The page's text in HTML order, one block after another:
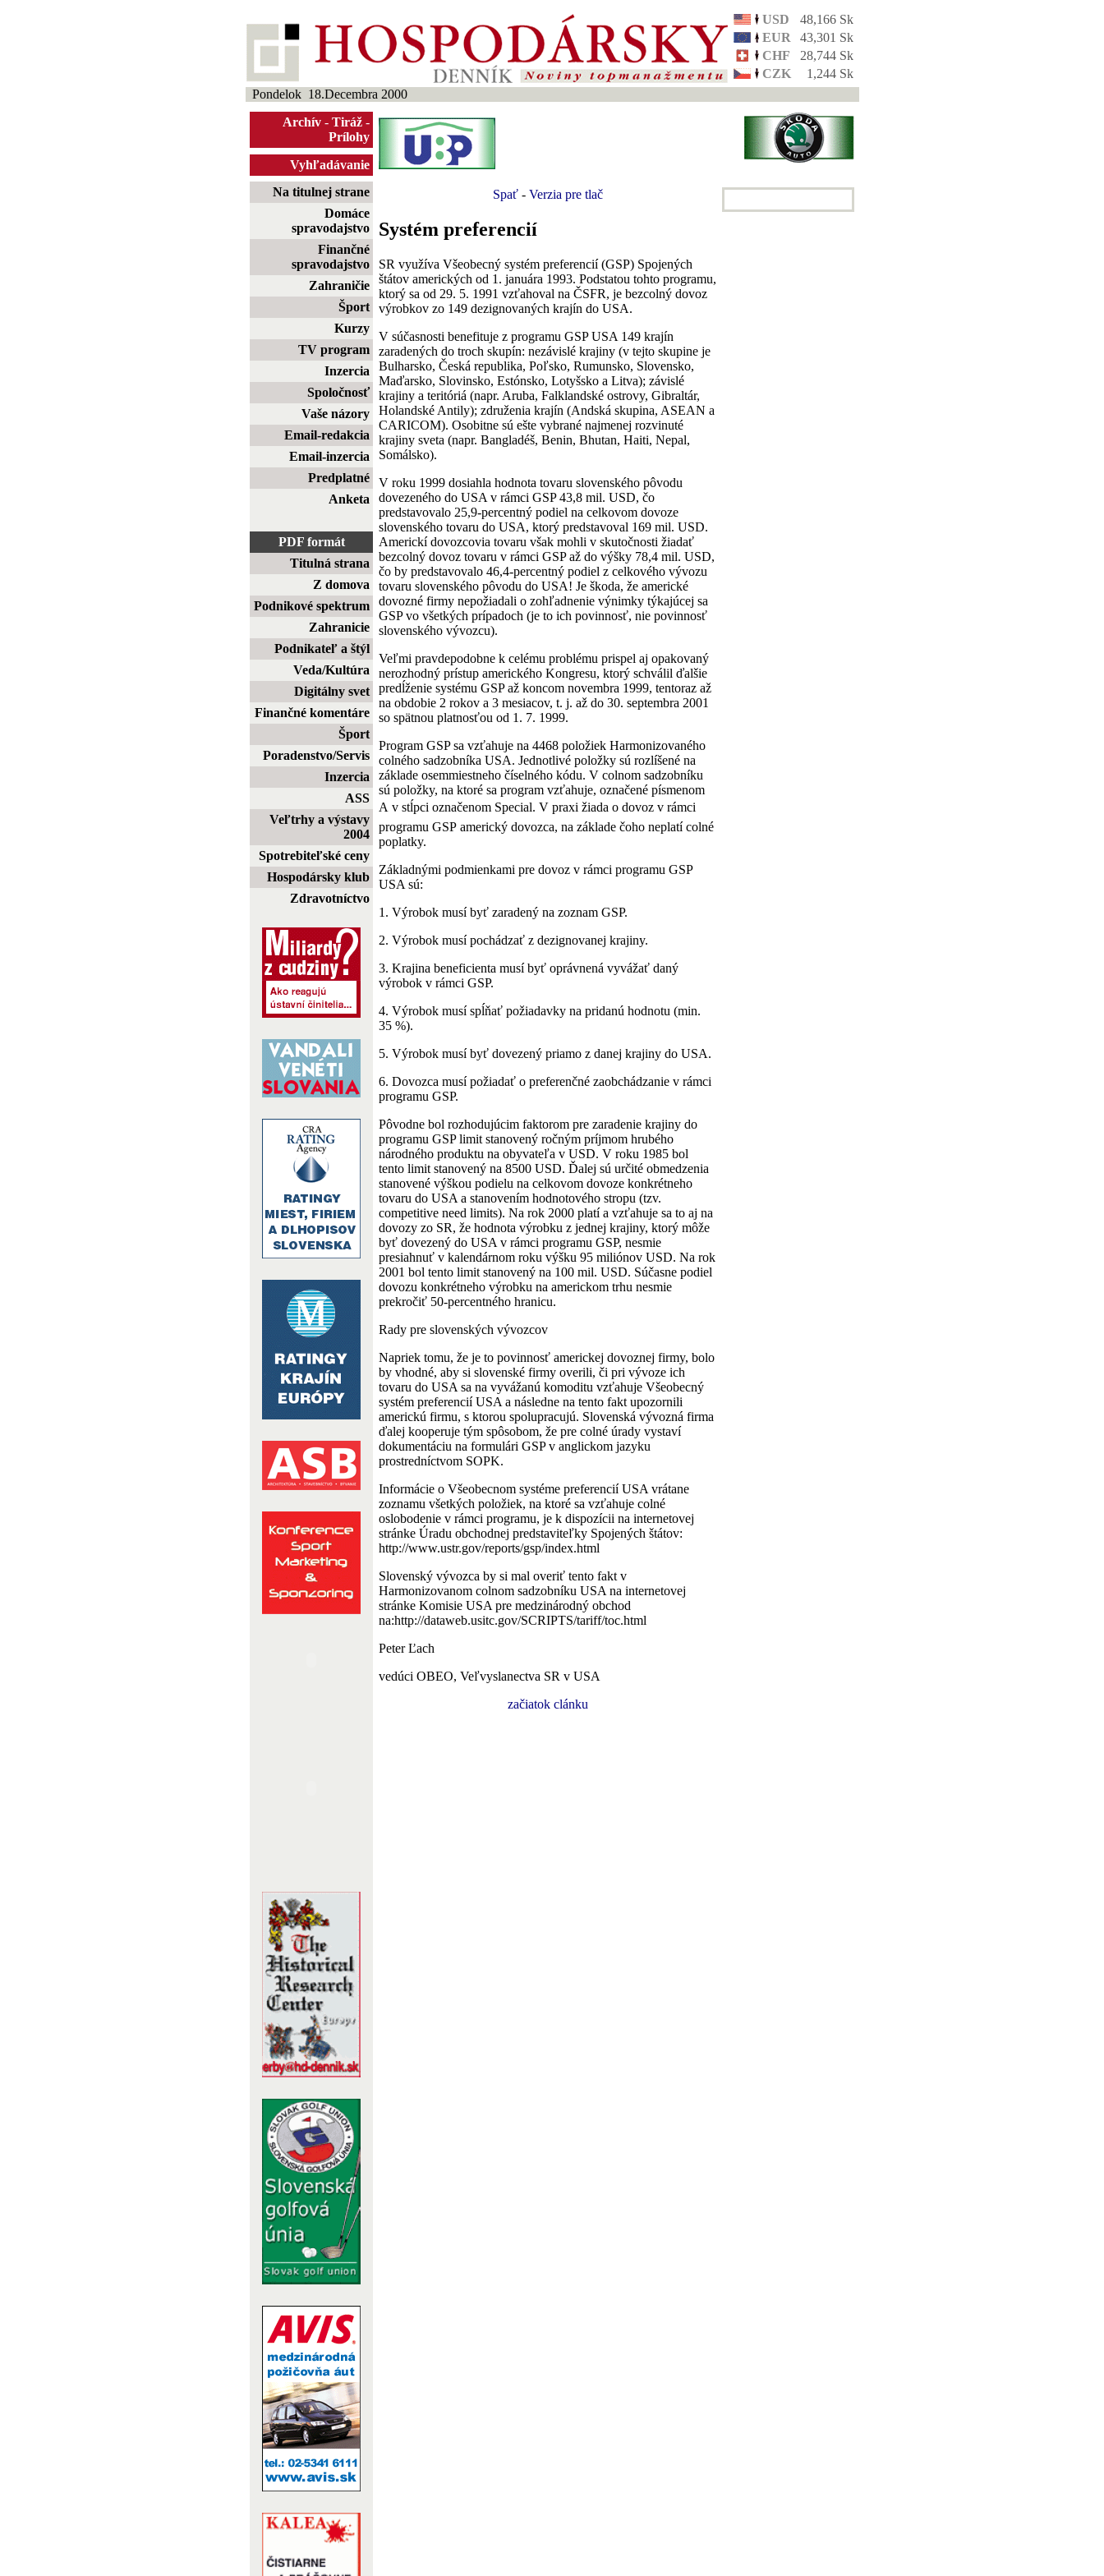
USD
48,166 Sk
EUR
43,301 Sk
CHF
28,744 Sk
CZK
1,244 Sk
Pondelok 18.Decembra 2000
Archív - Tiráž -
Prílohy
Vyhľadávanie
Na titulnej strane
Domáce
spravodajstvo
Finančné
spravodajstvo
Zahraničie
Šport
Kurzy
TV program
Inzercia
Spoločnosť
Vaše názory
Email-redakcia
Email-inzercia
Predplatné
Anketa
PDF formát
Titulná strana
Z domova
Podnikové spektrum
Zahranicie
Podnikateľ a štýl
Veda/Kultúra
Digitálny svet
Finančné komentáre
Šport
Poradenstvo/Servis
Inzercia
ASS
Veľtrhy a výstavy
2004
Spotrebiteľské ceny
Hospodársky klub
Zdravotníctvo
Spať- Verzia pre tlač
Systém preferencií
SR využíva Všeobecný systém preferencií (GSP) Spojených
štátov amerických od 1. januára 1993. Podstatou tohto programu,
ktorý sa od 29. 5. 1991 vzťahoval na ČSFR, je bezcolný dovoz
výrobkov zo 149 dezignovaných krajín do USA.
V súčasnosti benefituje z programu GSP USA 149 krajín
zaradených do troch skupín: nezávislé krajiny (v tejto skupine je
Bulharsko, Česká republika, Poľsko, Rumunsko, Slovensko,
Maďarsko, Slovinsko, Estónsko, Lotyšsko a Litva); závislé
krajiny a teritóriá (napr. Aruba, Falklandské ostrovy, Gibraltár,
Holandské Antily); združenia krajín (Andská skupina, ASEAN a
CARICOM). Osobitne sú ešte vybrané najmenej rozvinuté
krajiny sveta (napr. Bangladéš, Benin, Bhutan, Haiti, Nepal,
Somálsko).
V roku 1999 dosiahla hodnota tovaru slovenského pôvodu
dovezeného do USA v rámci GSP 43,8 mil. USD, čo
predstavovalo 25,9-percentný podiel na celkovom dovoze
slovenského tovaru do USA, ktorý predstavoval 169 mil. USD.
Americkí dovozcovia tovaru však mohli v skutočnosti žiadať
bezcolný dovoz tovaru v rámci GSP až do výšky 78,4 mil. USD,
čo by predstavovalo 46,4-percentný podiel z celkového vývozu
tovaru slovenského pôvodu do USA! Je škoda, že americké
dovozné firmy nepožiadali o zohľadnenie výnimky týkajúcej sa
GSP vo všetkých prípadoch (je to ich povinnosť, nie povinnosť
slovenského vývozcu).
Veľmi pravdepodobne k celému problému prispel aj opakovaný
nerozhodný prístup amerického Kongresu, ktorý schválil ďalšie
predĺženie systému GSP až koncom novembra 1999, tentoraz až
na obdobie 2 rokov a 3 mesiacov, t. j. až do 30. septembra 2001
so spätnou platnosťou od 1. 7. 1999.
Program GSP sa vzťahuje na 4468 položiek Harmonizovaného
colného sadzobníka USA. Jednotlivé položky sú rozlíšené na
základe osemmiestneho číselného kódu. V colnom sadzobníku
sú položky, na ktoré sa program vzťahuje, označené písmenom
A v stĺpci označenom Special. V praxi žiada o dovoz v rámci
programu GSP americký dovozca, na základe čoho neplatí colné
poplatky.
Základnými podmienkami pre dovoz v rámci programu GSP
USA sú:
1. Výrobok musí byť zaradený na zoznam GSP.
2. Výrobok musí pochádzať z dezignovanej krajiny.
3. Krajina beneficienta musí byť oprávnená vyvážať daný
výrobok v rámci GSP.
4. Výrobok musí spĺňať požiadavky na pridanú hodnotu (min.
35 %).
5. Výrobok musí byť dovezený priamo z danej krajiny do USA.
6. Dovozca musí požiadať o preferenčné zaobchádzanie v rámci
programu GSP.
Pôvodne bol rozhodujúcim faktorom pre zaradenie krajiny do
programu GSP limit stanovený ročným príjmom hrubého
národného produktu na obyvateľa v USD. V roku 1985 bol
tento limit stanovený na 8500 USD. Ďalej sú určité obmedzenia
stanovené výškou podielu na celkovom dovoze konkrétneho
tovaru do USA a stanovením hodnotového stropu (tzv.
competitive need limits). Na rok 2000 platí a vzťahuje sa to aj na
dovozy zo SR, že hodnota výrobku z jednej krajiny, ktorý môže
byť dovezený do USA v rámci programu GSP, nesmie
presiahnuť v kalendárnom roku výšku 95 miliónov USD. Na rok
2001 bol tento limit stanovený na 100 mil. USD. Súčasne podiel
dovozu konkrétneho výrobku na americkom trhu nesmie
prekročiť 50-percentného hranicu.
Rady pre slovenských vývozcov
Napriek tomu, že je to povinnosť americkej dovoznej firmy, bolo
by vhodné, aby si slovenské firmy overili, či pri vývoze ich
tovaru do USA sa na vyvážanú komoditu vzťahuje Všeobecný
systém preferencií USA a následne na tento fakt upozornili
americkú firmu, s ktorou spolupracujú. Slovenská vývozná firma
ďalej kooperuje tým spôsobom, že pre colné úrady vystaví
dokumentáciu na formulári GSP v anglickom jazyku
prostredníctvom SOPK.
Informácie o Všeobecnom systéme preferencií USA vrátane
zoznamu všetkých položiek, na ktoré sa vzťahuje colné
oslobodenie v rámci programu, je k dispozícii na internetovej
stránke Úradu obchodnej predstaviteľky Spojených štátov:
http://www.ustr.gov/reports/gsp/index.html
Slovenský vývozca by si mal overiť tento fakt v
Harmonizovanom colnom sadzobníku USA na internetovej
stránke Komisie USA pre medzinárodný obchod
na:http://dataweb.usitc.gov/SCRIPTS/tariff/toc.html
Peter Ľach
vedúci OBEO, Veľvyslanectva SR v USA
začiatok clánku